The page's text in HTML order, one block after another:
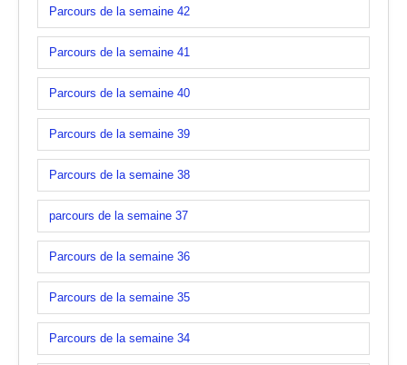
Parcours de la semaine 42
Parcours de la semaine 41
Parcours de la semaine 40
Parcours de la semaine 39
Parcours de la semaine 38
parcours de la semaine 37
Parcours de la semaine 36
Parcours de la semaine 35
Parcours de la semaine 34